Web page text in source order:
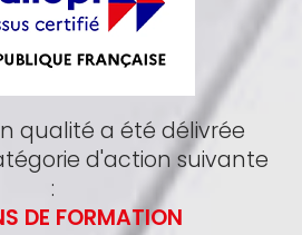
qualité a été délivrée
d'action suivante
:
DE FORMATION